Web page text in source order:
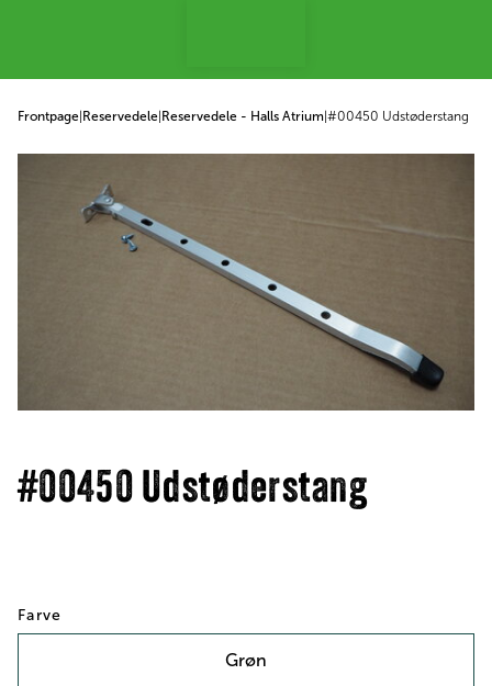
Frontpage Reservedele Reservedele - Halls Atrium #00450 Udstøderstang
#00450 Udstøderstang
Farve
Grøn